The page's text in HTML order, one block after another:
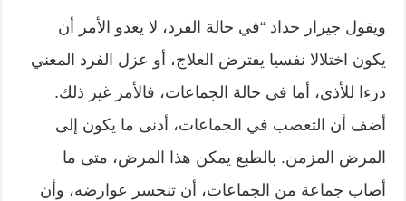
ويقول جيرار حداد “في حالة الفرد، لا يعدو الأمر أن
يكون اختلالا نفسيا يفترض العلاج، أو عزل الفرد المعني
درءا للأذى، أما في حالة الجماعات، فالأمر غير ذلك.
أضف أن التعصب في الجماعات، أدنى ما يكون إلى
المرض المزمن. بالطبع يمكن هذا المرض، متى ما
أصاب جماعة من الجماعات، أن تنحسر عوارضه، وأن